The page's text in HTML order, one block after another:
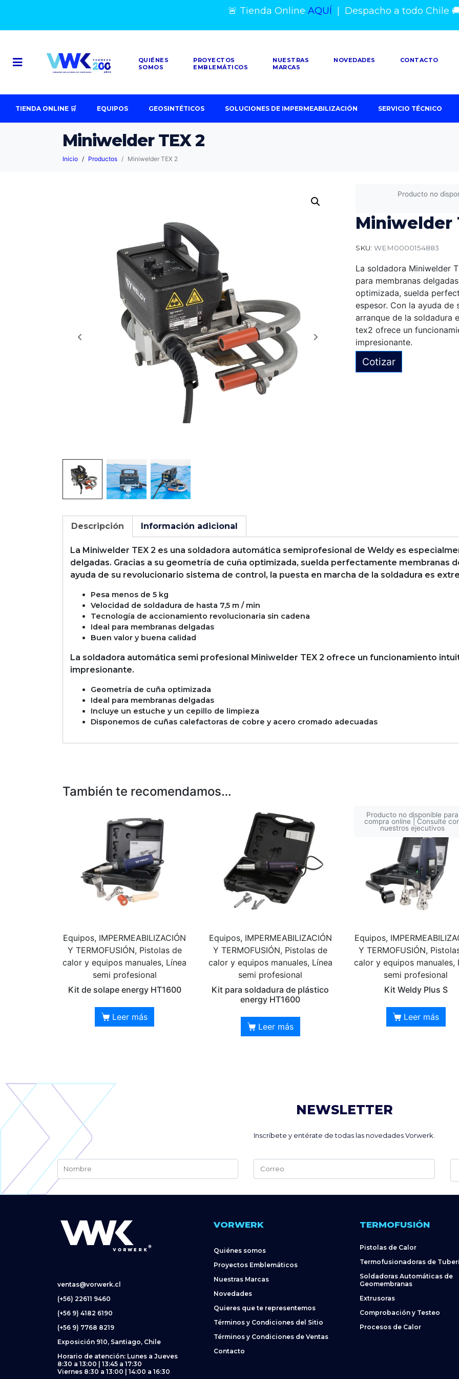
🚨 Tienda Online AQUÍ Despacho a todo Chile
QUIÉNES
SOMOS
PROYECTOS
EMBLEMÁTICOS
NUESTRAS
MARCAS
NOVEDADES CONTACTO
TIENDA ONLINE 🛒 EQUIPOS GEOSINTÉTICOS SOLUCIONES DE IMPERMEABILIZACIÓN SERVICIO TÉCNICO
Miniwelder TEX 2
Inicio Productos Miniwelder TEX 2
Producto no
Miniwelder
SKU: WEM0000154883
La soldadora Miniwelder
para membranas
optimizada, suelda
espesor. Con la ayuda
arranque de la soldadura
tex2 ofrece un
impresionante.
Cotizar
Descripción Información adicional
La Miniwelder TEX 2 es una soldadora automática semiprofesional de Weldy es
delgadas. Gracias a su geometría de cuña optimizada, suelda perfectamente membranas
ayuda de su revolucionario sistema de control, la puesta en marcha de la soldadura es
Pesa menos de 5 kg
Velocidad de soldadura de hasta 7,5 m / min
Tecnología de accionamiento revolucionaria sin cadena
Ideal para membranas delgadas
Buen valor y buena calidad
La soldadora automática semi profesional Miniwelder TEX 2 ofrece un funcionamiento
impresionante.
Geometría de cuña optimizada
Ideal para membranas delgadas
Incluye un estuche y un cepillo de limpieza
Disponemos de cuñas calefactoras de cobre y acero cromado adecuadas
También te recomendamos…
Equipos, IMPERMEABILIZACIÓN
Y TERMOFUSIÓN, Pistolas de
calor y equipos manuales, Línea
semi profesional
Kit de solape energy HT1600
Leer más
Equipos, IMPERMEABILIZACIÓN
Y TERMOFUSIÓN, Pistolas de
calor y equipos manuales, Línea
semi profesional
Kit para soldadura de plástico
energy HT1600
Leer más
Producto no disponible para
compra online | Consulte
nuestros ejecutivos
Equipos,
Y TERMOFUSIÓN,
calor y equipos manuales,
semi profesional
Kit Weldy Plus S
Leer más
NEWSLETTER
Inscríbete y entérate de todas las novedades Vorwerk.
Alternative:
ventas@vorwerk.cl
(+56) 22611 9460
(+56 9) 4182 6190
(+56 9) 7768 8219
Exposición 910, Santiago, Chile
Horario de atención: Lunes a Jueves
8:30 a 13:00 | 13:45 a 17:30
Viernes 8:30 a 13:00 | 14:00 a 16:30
VORWERK
Quiénes somos
Proyectos Emblemáticos
Nuestras Marcas
Novedades
Quieres que te representemos
Términos y Condiciones del Sitio
Términos y Condiciones de Ventas
Contacto
TERMOFUSIÓN
Pistolas de Calor
Termofusionadoras de
Soldadoras Automáticas de
Geomembranas
Extrusoras
Comprobación y Testeo
Procesos de Calor